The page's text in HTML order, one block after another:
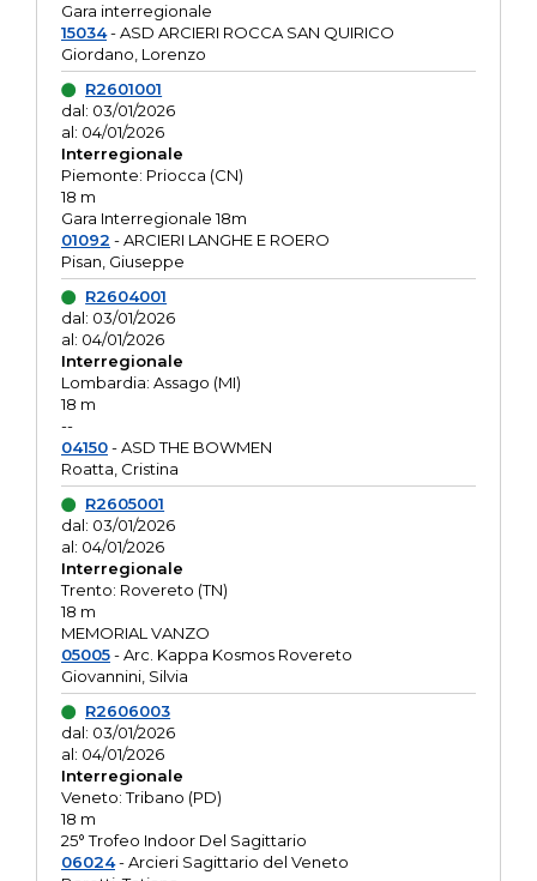
Gara interregionale
15034- ASD ARCIERI ROCCA SAN QUIRICO
Giordano, Lorenzo
R2601001
dal: 03/01/2026
al: 04/01/2026
Interregionale
Piemonte: Priocca (CN)
18 m
Gara Interregionale 18m
01092 - ARCIERI LANGHE E ROERO
Pisan, Giuseppe
R2604001
dal: 03/01/2026
al: 04/01/2026
Interregionale
Lombardia: Assago (MI)
18 m
--
04150- ASD THE BOWMEN
Roatta, Cristina
R2605001
dal: 03/01/2026
al: 04/01/2026
Interregionale
Trento: Rovereto (TN)
18 m
MEMORIAL VANZO
05005- Arc. Kappa Kosmos Rovereto
Giovannini, Silvia
R2606003
dal: 03/01/2026
al: 04/01/2026
Interregionale
Veneto: Tribano (PD)
18 m
25° Trofeo Indoor Del Sagittario
06024- Arcieri Sagittario del Veneto